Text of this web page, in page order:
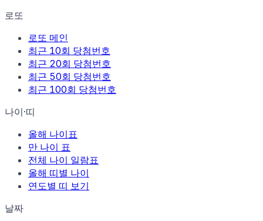
로또
로또 메인
최근 10회 당첨번호
최근 20회 당첨번호
최근 50회 당첨번호
최근 100회 당첨번호
나이·띠
올해 나이표
만 나이 표
전체 나이 일람표
올해 띠별 나이
연도별 띠 보기
날짜